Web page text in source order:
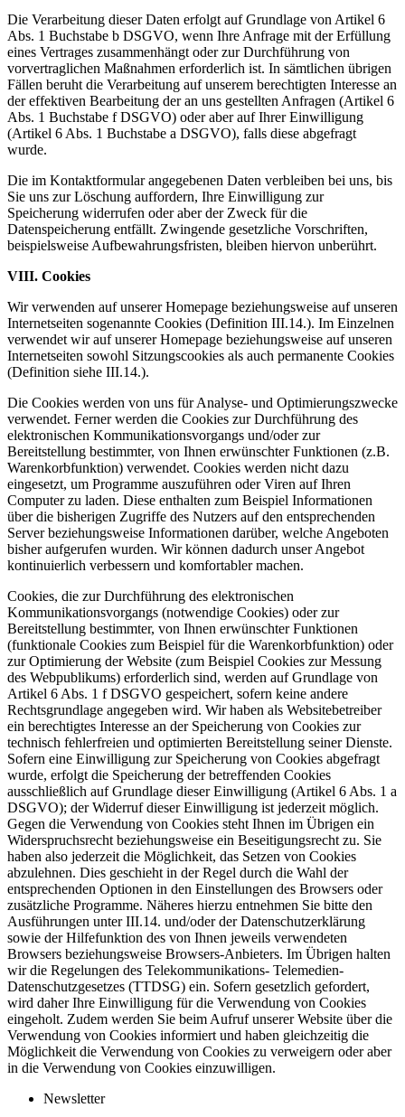
Die Verarbeitung dieser Daten erfolgt auf Grundlage von Artikel 6
Abs. 1 Buchstabe b DSGVO, wenn Ihre Anfrage mit der Erfüllung
eines Vertrages zusammenhängt oder zur Durchführung von
vorvertraglichen Maßnahmen erforderlich ist. In sämtlichen übrigen
Fällen beruht die Verarbeitung auf unserem berechtigten Interesse an
der effektiven Bearbeitung der an uns gestellten Anfragen (Artikel 6
Abs. 1 Buchstabe f DSGVO) oder aber auf Ihrer Einwilligung
(Artikel 6 Abs. 1 Buchstabe a DSGVO), falls diese abgefragt
wurde.
Die im Kontaktformular angegebenen Daten verbleiben bei uns, bis
Sie uns zur Löschung auffordern, Ihre Einwilligung zur
Speicherung widerrufen oder aber der Zweck für die
Datenspeicherung entfällt. Zwingende gesetzliche Vorschriften,
beispielsweise Aufbewahrungsfristen, bleiben hiervon unberührt.
VIII. Cookies
Wir verwenden auf unserer Homepage beziehungsweise auf unseren
Internetseiten sogenannte Cookies (Definition III.14.). Im Einzelnen
verwendet wir auf unserer Homepage beziehungsweise auf unseren
Internetseiten sowohl Sitzungscookies als auch permanente Cookies
(Definition siehe III.14.).
Die Cookies werden von uns für Analyse- und Optimierungszwecke
verwendet. Ferner werden die Cookies zur Durchführung des
elektronischen Kommunikationsvorgangs und/oder zur
Bereitstellung bestimmter, von Ihnen erwünschter Funktionen (z.B.
Warenkorbfunktion) verwendet. Cookies werden nicht dazu
eingesetzt, um Programme auszuführen oder Viren auf Ihren
Computer zu laden. Diese enthalten zum Beispiel Informationen
über die bisherigen Zugriffe des Nutzers auf den entsprechenden
Server beziehungsweise Informationen darüber, welche Angeboten
bisher aufgerufen wurden. Wir können dadurch unser Angebot
kontinuierlich verbessern und komfortabler machen.
Cookies, die zur Durchführung des elektronischen
Kommunikationsvorgangs (notwendige Cookies) oder zur
Bereitstellung bestimmter, von Ihnen erwünschter Funktionen
(funktionale Cookies zum Beispiel für die Warenkorbfunktion) oder
zur Optimierung der Website (zum Beispiel Cookies zur Messung
des Webpublikums) erforderlich sind, werden auf Grundlage von
Artikel 6 Abs. 1 f DSGVO gespeichert, sofern keine andere
Rechtsgrundlage angegeben wird. Wir haben als Websitebetreiber
ein berechtigtes Interesse an der Speicherung von Cookies zur
technisch fehlerfreien und optimierten Bereitstellung seiner Dienste.
Sofern eine Einwilligung zur Speicherung von Cookies abgefragt
wurde, erfolgt die Speicherung der betreffenden Cookies
ausschließlich auf Grundlage dieser Einwilligung (Artikel 6 Abs. 1 a
DSGVO); der Widerruf dieser Einwilligung ist jederzeit möglich.
Gegen die Verwendung von Cookies steht Ihnen im Übrigen ein
Widerspruchsrecht beziehungsweise ein Beseitigungsrecht zu. Sie
haben also jederzeit die Möglichkeit, das Setzen von Cookies
abzulehnen. Dies geschieht in der Regel durch die Wahl der
entsprechenden Optionen in den Einstellungen des Browsers oder
zusätzliche Programme. Näheres hierzu entnehmen Sie bitte den
Ausführungen unter III.14. und/oder der Datenschutzerklärung
sowie der Hilfefunktion des von Ihnen jeweils verwendeten
Browsers beziehungsweise Browsers-Anbieters. Im Übrigen halten
wir die Regelungen des Telekommunikations- Telemedien-
Datenschutzgesetzes (TTDSG) ein. Sofern gesetzlich gefordert,
wird daher Ihre Einwilligung für die Verwendung von Cookies
eingeholt. Zudem werden Sie beim Aufruf unserer Website über die
Verwendung von Cookies informiert und haben gleichzeitig die
Möglichkeit die Verwendung von Cookies zu verweigern oder aber
in die Verwendung von Cookies einzuwilligen.
Newsletter